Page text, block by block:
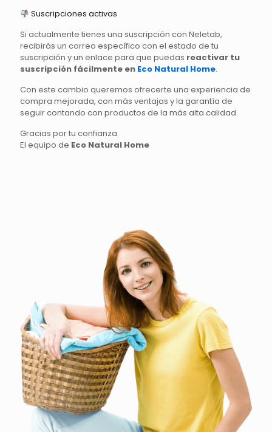
Suscripciones activas
Si actualmente tienes una suscripción con Neletab,
recibirás un correo específico con el estado de tu
suscripción y un enlace para que puedas reactivar tu
suscripción fácilmente en Eco Natural Home.
Con este cambio queremos ofrecerte una experiencia de
compra mejorada, con más ventajas y la garantía de
seguir contando con productos de la más alta calidad.
Gracias por tu confianza.
El equipo de Eco Natural Home